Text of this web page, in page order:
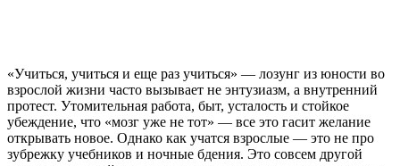
«Учиться, учиться и еще раз учиться» — лозунг из юности во
взрослой жизни часто вызывает не энтузиазм, а внутренний
протест. Утомительная работа, быт, усталость и стойкое
убеждение, что «мозг уже не тот» — все это гасит желание
открывать новое. Однако как учатся взрослые — это не про
зубрежку учебников и ночные бдения. Это совсем другой